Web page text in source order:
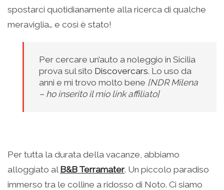
spostarci quotidianamente alla ricerca di qualche
meraviglia… e così è stato!
Per cercare un’auto a noleggio in Sicilia
prova sul sito Discovercars. Lo uso da
anni e mi trovo molto bene [NDR Milena
– ho inserito il mio link affiliato]
Per tutta la durata della vacanze, abbiamo
alloggiato al B&B Terramater. Un piccolo paradiso
immerso tra le colline a ridosso di Noto. Ci siamo